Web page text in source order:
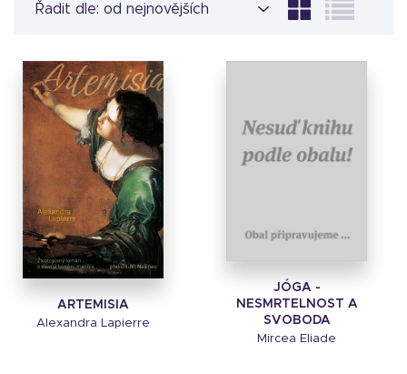
Řadit dle:
ARTEMISIA
Alexandra Lapierre
JÓGA -
NESMRTELNOST A
SVOBODA
Mircea Eliade